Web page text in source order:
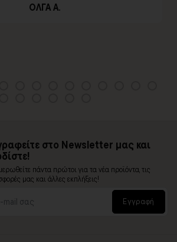
ΟΛΓΑ Α.
στο Newsletter μας και
πάντα πρώτοι για τα νέα προϊόντα, τις
μας και άλλες εκπλήξεις!
Εγγραφή